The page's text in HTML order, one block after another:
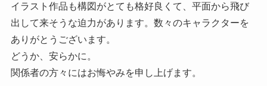
イラスト作品も構図がとても格好良くて、平面から飛び
出して来そうな迫力があります。数々のキャラクターを
ありがとうございます。
どうか、安らかに。
関係者の方々にはお悔やみを申し上げます。